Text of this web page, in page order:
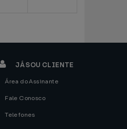
JÁ SOU CLIENTE
Área do Assinante
Fale Conosco
Telefones